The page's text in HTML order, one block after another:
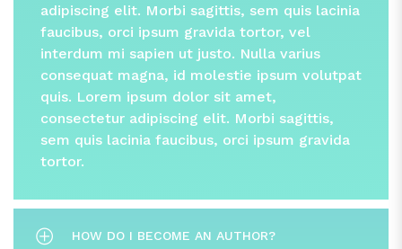
consequat magna, id molestie ipsum volutpat
quis. Lorem ipsum dolor sit amet,
consectetur adipiscing elit. Morbi sagittis,
sem quis lacinia faucibus, orci ipsum gravida
tortor.
adipiscing elit. Morbi sagittis, sem quis lacinia
faucibus, orci ipsum gravida tortor, vel
interdum mi sapien ut justo. Nulla varius
consequat magna, id molestie ipsum volutpat
quis. Lorem ipsum dolor sit amet,
consectetur adipiscing elit. Morbi sagittis,
sem quis lacinia faucibus, orci ipsum gravida
tortor.
HOW DO I BECOME AN AUTHOR?